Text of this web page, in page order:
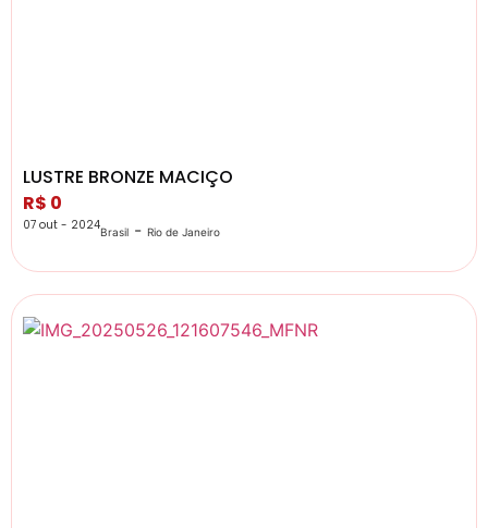
LUSTRE BRONZE MACIÇO
R$ 0
07 out - 2024Brasil - Rio de Janeiro